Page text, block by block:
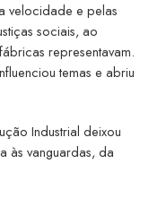
velocidade e pelas
sociais, ao
representavam.
temas e abriu
Industrial deixou
às vanguardas, da